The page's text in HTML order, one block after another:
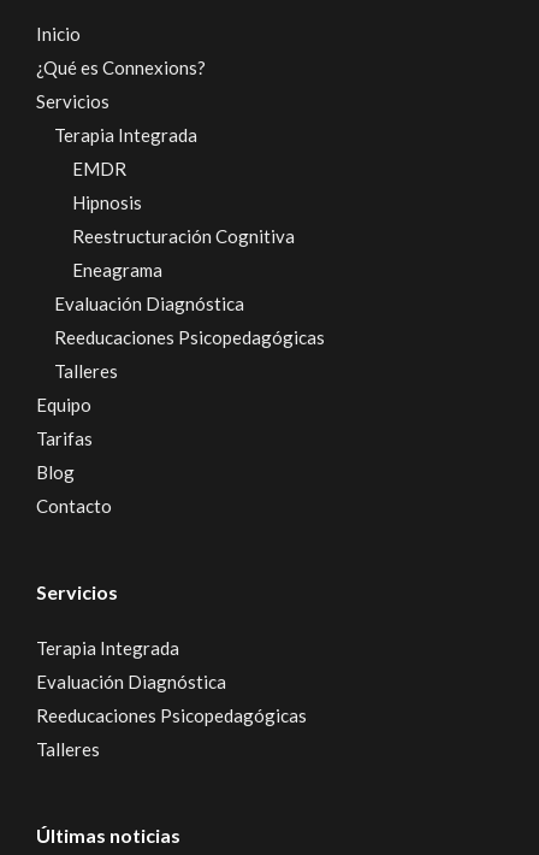
Inicio
¿Qué es Connexions?
Servicios
Terapia Integrada
EMDR
Hipnosis
Reestructuración Cognitiva
Eneagrama
Evaluación Diagnóstica
Reeducaciones Psicopedagógicas
Talleres
Equipo
Tarifas
Blog
Contacto
Servicios
Terapia Integrada
Evaluación Diagnóstica
Reeducaciones Psicopedagógicas
Talleres
Últimas noticias